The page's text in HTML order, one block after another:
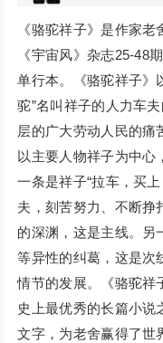
《骆驼祥子》是作家
《宇宙风》杂志25-48
单行本。《骆驼祥子》
驼”名叫祥子的人力车
层的广大劳动人民的痛
以主要人物祥子为中心
一条是祥子“拉车，买
夫，刻苦努力、不断挣
的深渊，这是主线。另
等异性的纠葛，这是次
情节的发展。《骆驼祥
史上最优秀的长篇小说
文字，为老舍赢得了世